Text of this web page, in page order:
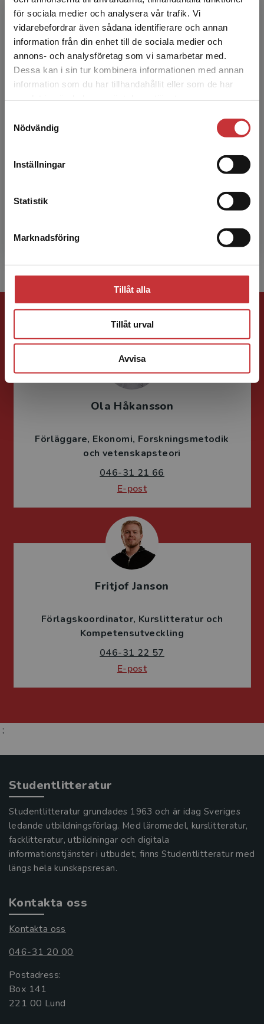
för sociala medier och analysera vår trafik. Vi
vidarebefordrar även sådana identifierare och annan
information från din enhet till de sociala medier och
annons- och analysföretag som vi samarbetar med.
Dessa kan i sin tur kombinera informationen med annan
information som du har tillhandahållit eller som de har
Nödvändig
Inställningar
Statistik
Marknadsföring
Tillåt alla
Tillåt urval
Avvisa
Begränsad fraktregion
Det verkar som att du besöker
studentlitteratur.se via en enhet utanför Sverige.
Vi erbjuder inte leveranser utanför Sverige. För
att kunna slutföra ett köp måste
Bo Karlson undervisar och forskar på
Institutionen för industriell ekonomi och
organisation på KTH, där han också är
Institutionen för industriell ekonomi och
Förlagskontakt
Ola Håkansson
Förläggare Ekonomi Forskningsmetodik
och vetenskapsteori
046-31 21 66
E-post
Fritjof Janson
Förlagskoordinator Kurslitteratur och
Kompetensutveckling
046-31 22 57
E-post
;
Studentlitteratur
Studentlitteratur grundades 1963 och är idag Sveriges
ledande utbildningsförlag. Med läromedel, kurslitteratur,
facklitteratur, utbildningar och digitala
informationstjänster i utbudet, finns Studentlitteratur med
längs hela kunskapsresan.
Kontakta oss
Kontakta oss
046-31 20 00
Postadress:
Box 141
221 00 Lund